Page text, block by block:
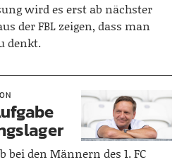
wird es erst ab nächster
der FBL zeigen, dass man
denkt.
den Männern des 1. FC